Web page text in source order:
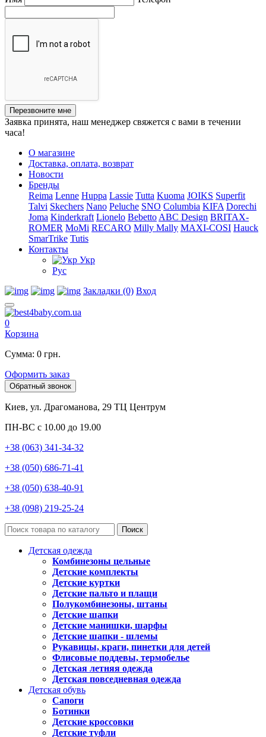
Перезвоните мне
Заявка принята, наш менеджер свяжется с вами в течении
часа!
О магазине
Доставка, оплата, возврат
Новости
Бренды
Reima Lenne Huppa Lassie Tutta Kuoma JOIKS Superfit
Talvi Skechers Nano Peluche SNO Columbia KIFA Dorechi
Joma Kinderkraft Lionelo Bebetto ABC Design BRITAX-
ROMER MoMi RECARO Milly Mally MAXI-COSI Hauck
SmarTrike Tutis
Контакты
Укр
Рус
Закладки (0) Вход
0
Корзина
Сумма: 0 грн.
Оформить заказ
Обратный звонок
Киев, ул. Драгоманова, 29 ТЦ Центрум
ПН-ВС с 10.00 до 19.00
+38 (063) 341-34-32
+38 (050) 686-71-41
+38 (050) 638-40-91
+38 (098) 219-25-24
Поиск
Детская одежда
Комбинезоны цельные
Детские комплекты
Детские куртки
Детские пальто и плащи
Полукомбинезоны, штаны
Детские шапки
Детские манишки, шарфы
Детские шапки - шлемы
Рукавицы, краги, пинетки для детей
Флисовые поддевы, термобелье
Детская летняя одежда
Детская повседневная одежда
Детская обувь
Сапоги
Ботинки
Детские кроссовки
Детские туфли